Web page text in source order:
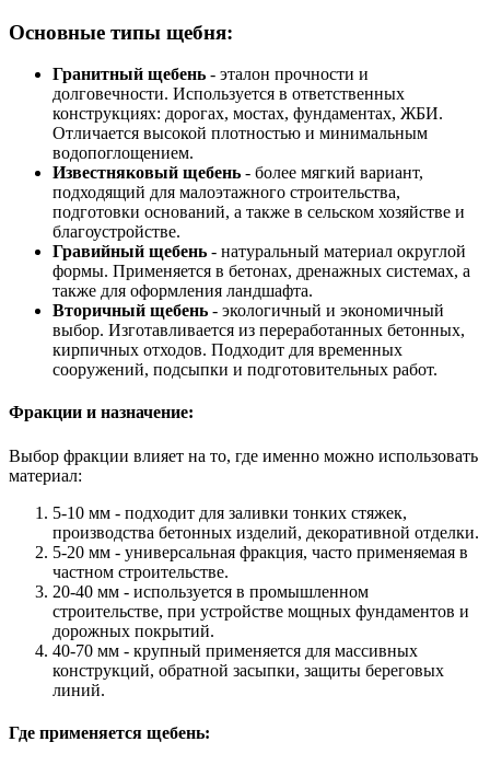
Основные типы щебня:
Гранитный щебень - эталон прочности и
долговечности. Используется в ответственных
конструкциях: дорогах, мостах, фундаментах, ЖБИ.
Отличается высокой плотностью и минимальным
водопоглощением.
Известняковый щебень - более мягкий вариант,
подходящий для малоэтажного строительства,
подготовки оснований, а также в сельском хозяйстве и
благоустройстве.
Гравийный щебень - натуральный материал округлой
формы. Применяется в бетонах, дренажных системах, а
также для оформления ландшафта.
Вторичный щебень - экологичный и экономичный
выбор. Изготавливается из переработанных бетонных,
кирпичных отходов. Подходит для временных
сооружений, подсыпки и подготовительных работ.
Фракции и назначение:
Выбор фракции влияет на то, где именно можно использовать
материал:
5-10 мм - подходит для заливки тонких стяжек,
производства бетонных изделий, декоративной отделки.
5-20 мм - универсальная фракция, часто применяемая в
частном строительстве.
20-40 мм - используется в промышленном
строительстве, при устройстве мощных фундаментов и
дорожных покрытий.
40-70 мм - крупный применяется для массивных
конструкций, обратной засыпки, защиты береговых
линий.
Где применяется щебень: